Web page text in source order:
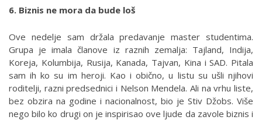
6. Biznis ne mora da bude loš
Ove nedelje sam držala predavanje master studentima.
Grupa je imala članove iz raznih zemalja: Tajland, Indija,
Koreja, Kolumbija, Rusija, Kanada, Tajvan, Kina i SAD. Pitala
sam ih ko su im heroji. Kao i obično, u listu su ušli njihovi
roditelji, razni predsednici i Nelson Mendela. Ali na vrhu liste,
bez obzira na godine i nacionalnost, bio je Stiv Džobs. Više
nego bilo ko drugi on je inspirisao ove ljude da zavole biznis i